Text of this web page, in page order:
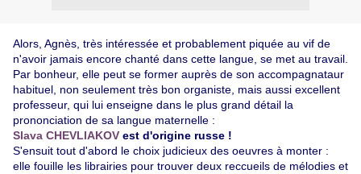
Alors, Agnès, très intéressée et probablement piquée au vif de
n'avoir jamais encore chanté dans cette langue, se met au travail.
Par bonheur, elle peut se former auprès de son accompagnataur
habituel, non seulement très bon organiste, mais aussi excellent
professeur, qui lui enseigne dans le plus grand détail la
prononciation de sa langue maternelle :
Slava CHEVLIAKOV est d'origine russe !
S'ensuit tout d'abord le choix judicieux des oeuvres à monter :
elle fouille les librairies pour trouver deux reccueils de mélodies et